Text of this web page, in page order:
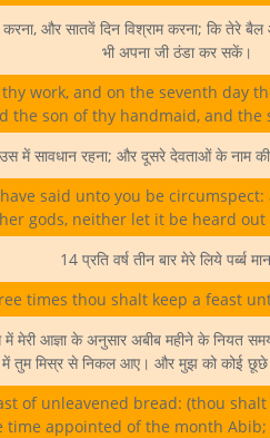
और सातवें दिन विश्राम करना; कि तेरे
भी अपना जी ठंडा कर सकें।
work, and on the seventh day
the son of thy handmaid, and
सावधान रहना; और दूसरे देवताओं के नाम की
said unto you be
gods, neither let it be heard
14 प्रति वर्ष तीन बार मेरे लिये पर्ब्ब
times thou shalt keep a feast
में मेरी आज्ञा के अनुसार अबीब महीने के नियत
में तुम मिस्र से निकल आए। और मुझ को कोई छूछे
of unleavened bread: (thou
time appointed of the month